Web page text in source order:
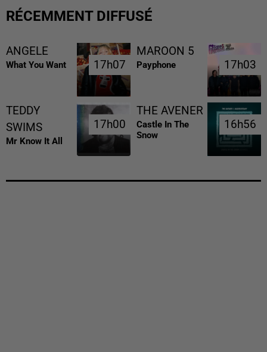
RÉCEMMENT DIFFUSÉ
ANGELE
What You Want 17h07
17h07
MAROON 5
Payphone 17h03
17h03
TEDDY
SWIMS
Mr Know It All
17h00
17h00
THE AVENER
Castle In The
Snow
16h56
16h56